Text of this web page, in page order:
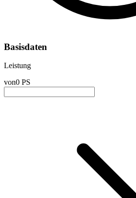
Basisdaten
Leistung
von0 PS